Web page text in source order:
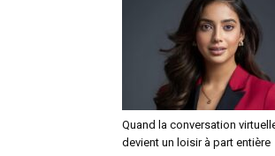
Quand la conversation
devient un loisir à part entière